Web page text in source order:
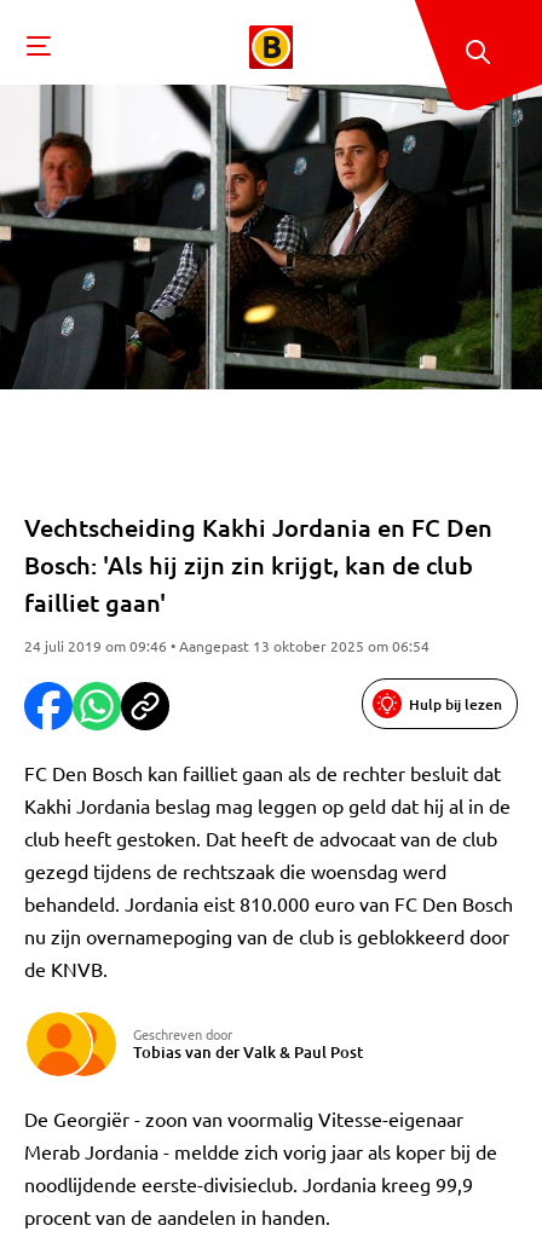
Vechtscheiding Kakhi Jordania en FC Den
Bosch: 'Als hij zijn zin krijgt, kan de club
failliet gaan'
24 juli 2019 om 09:46 • Aangepast 13 oktober 2025 om 06:54
Hulp bij lezen
FC Den Bosch kan failliet gaan als de rechter besluit dat
Kakhi Jordania beslag mag leggen op geld dat hij al in de
club heeft gestoken. Dat heeft de advocaat van de club
gezegd tijdens de rechtszaak die woensdag werd
behandeld. Jordania eist 810.000 euro van FC Den Bosch
nu zijn overnamepoging van de club is geblokkeerd door
de KNVB.
Geschreven door
Tobias van der Valk& Paul Post
De Georgiër - zoon van voormalig Vitesse-eigenaar
Merab Jordania - meldde zich vorig jaar als koper bij de
noodlijdende eerste-divisieclub. Jordania kreeg 99,9
procent van de aandelen in handen.